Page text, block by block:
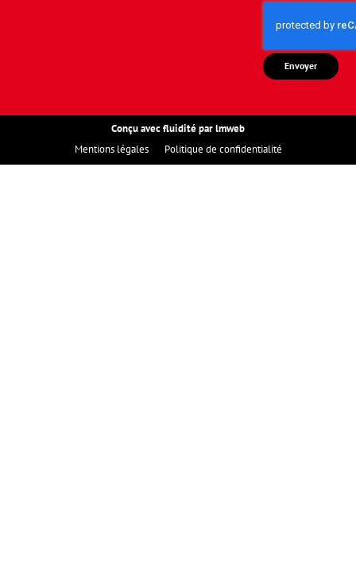
Envoyer
Conçu avec fluidité par lmweb
Mentions légales
Politique de confidentialité